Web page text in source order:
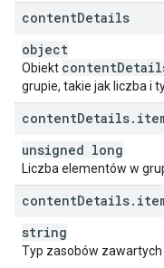
contentDetails
object
Obiekt content
grupie, takie jak liczba i
contentDetails.
unsigned long
Liczba elementów w
contentDetails.
string
Typ zasobów zawartych